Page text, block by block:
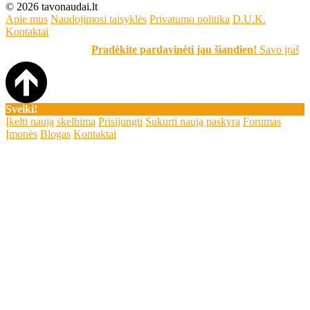
© 2026 tavonaudai.lt
Apie mus Naudojimosi taisyklės Privatumo politika D.U.K.
Kontaktai
Pradėkite pardavinėti jau šiandien! Savo įrašą
Sveiki!
Įkelti naują skelbimą Prisijungti Sukurti naują paskyrą Forumas
Įmonės Blogas Kontaktai